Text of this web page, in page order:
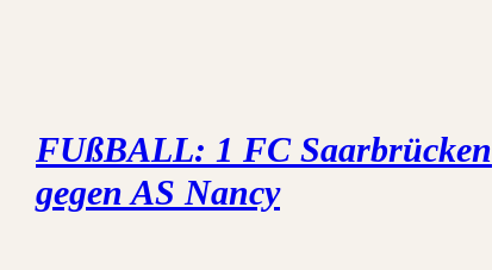
FUßBALL: 1 FC Saarbrücken
gegen AS Nancy